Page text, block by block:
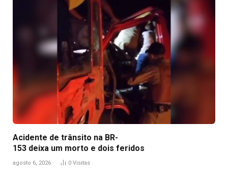
Acidente de trânsito na BR-
153 deixa um morto e dois feridos
agosto 6, 2026 0 Visitas